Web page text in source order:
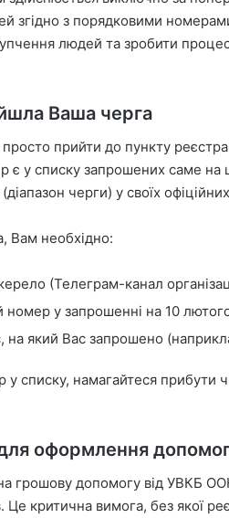
згідно з порядковими
людей та зробити
Ваша черга
прийти до пункту
у списку запрошених саме на
черги) у своїх
Вам необхідно:
(Телеграм-канал
номер у запрошенні на 10
на який Вас запрошено
списку, намагайтеся прибути
оформлення
грошову допомогу від УВКБ
Це критична вимога, без якої